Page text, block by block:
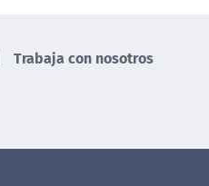
Trabaja con nosotros